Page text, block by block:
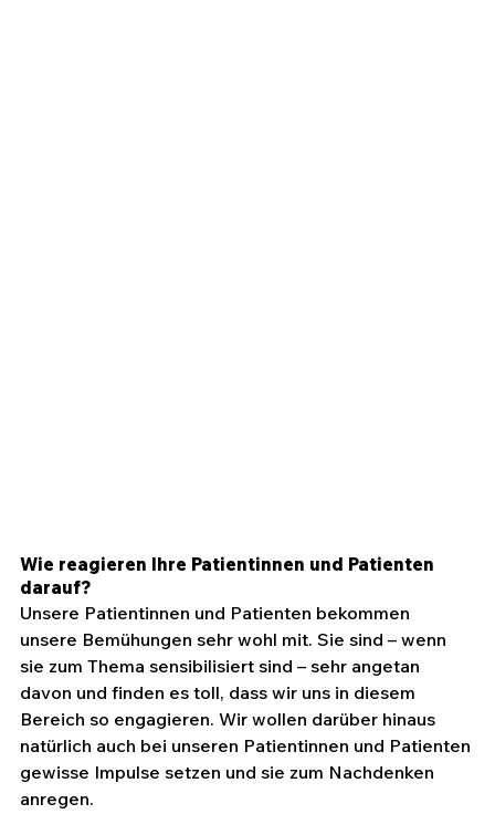
Wie reagieren Ihre Patientinnen und Patienten
darauf?
Unsere Patientinnen und Patienten bekommen
unsere Bemühungen sehr wohl mit. Sie sind – wenn
sie zum Thema sensibilisiert sind – sehr angetan
davon und finden es toll, dass wir uns in diesem
Bereich so engagieren. Wir wollen darüber hinaus
natürlich auch bei unseren Patientinnen und Patienten
gewisse Impulse setzen und sie zum Nachdenken
anregen.